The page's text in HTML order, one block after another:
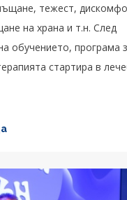
тежест,
на храна и т.н. След
обучението, програма
стартира в